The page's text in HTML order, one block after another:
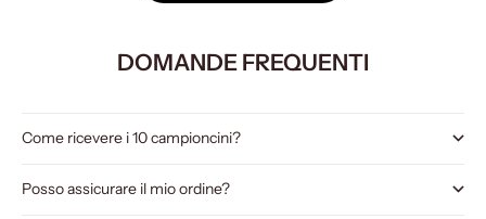
DOMANDE FREQUENTI
Come ricevere i 10 campioncini?
Posso assicurare il mio ordine?